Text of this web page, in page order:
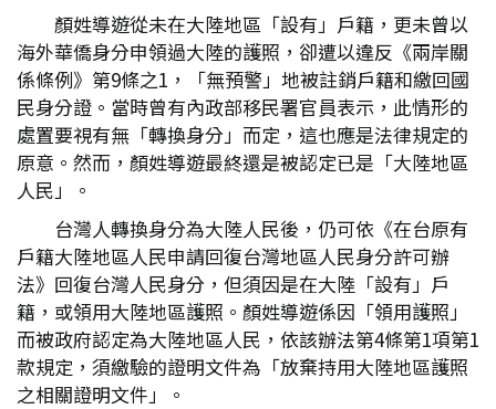
顏姓導遊從未在大陸地區「設有」戶籍，更未曾以
海外華僑身分申領過大陸的護照，卻遭以違反《兩岸關
係條例》第9條之1，「無預警」地被註銷戶籍和繳回國
民身分證。當時曾有內政部移民署官員表示，此情形的
處置要視有無「轉換身分」而定，這也應是法律規定的
原意。然而，顏姓導遊最終還是被認定已是「大陸地區
人民」。
台灣人轉換身分為大陸人民後，仍可依《在台原有
戶籍大陸地區人民申請回復台灣地區人民身分許可辦
法》回復台灣人民身分，但須因是在大陸「設有」戶
籍，或領用大陸地區護照。顏姓導遊係因「領用護照」
而被政府認定為大陸地區人民，依該辦法第4條第1項第1
款規定，須繳驗的證明文件為「放棄持用大陸地區護照
之相關證明文件」。